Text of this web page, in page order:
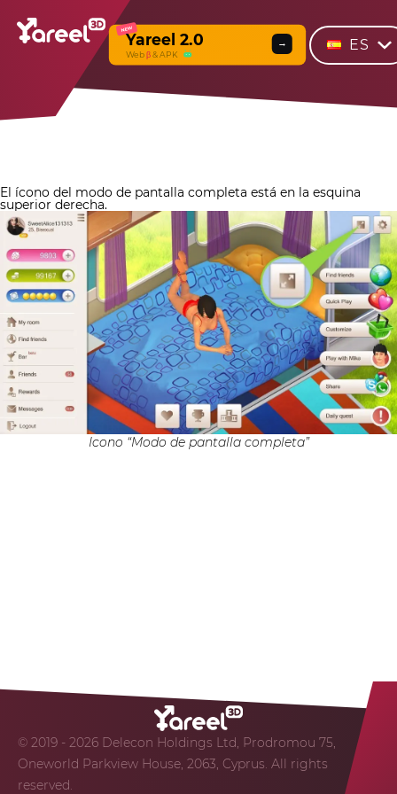
NEW
Yareel 2.0
Webβ & APK
→ ES
El ícono del modo de pantalla completa está en la esquina
superior derecha.
Icono “Modo de pantalla completa”
© 2019 - 2026 Delecon Holdings Ltd, Prodromou 75,
Oneworld Parkview House, 2063, Cyprus. All rights
reserved.